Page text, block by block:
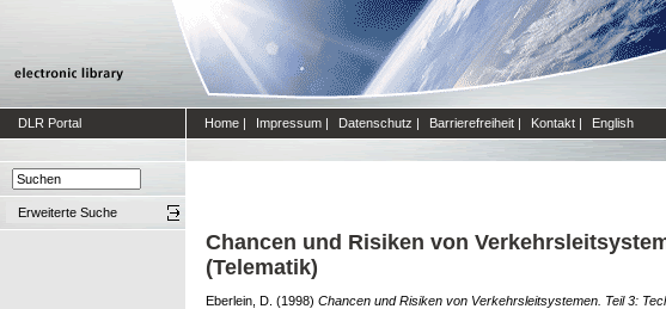
DLR Portal Home | Impressum | Datenschutz | Barrierefreiheit | Kontakt | English
Erweiterte Suche
Chancen und Risiken von
(Telematik)
Eberlein, D. (1998) Chancen und Risiken von Verkehrsleitsystemen. Teil 3: